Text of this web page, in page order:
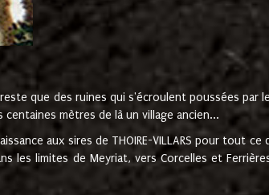
que des ruines qui s'écroulent poussées par
mètres de là un village ancien...
aux sires de THOIRE-VILLARS pour tout
les limites de Meyriat, vers Corcelles et